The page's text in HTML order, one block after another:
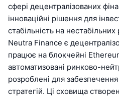
сфері децентралізованих
інноваційні рішення для
стабільність на
Neutra Finance є
працює на блокчейні
автоматизовані ринково-
розроблені для
стратегій. Ці сховища